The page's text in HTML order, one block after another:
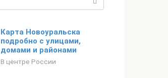
Карта Новоуральска
подробно с улицами,
домами и районами
В центре России